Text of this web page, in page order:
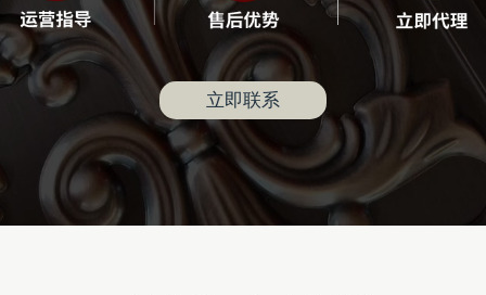
立即联系